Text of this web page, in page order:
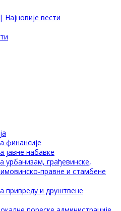
вести
финансије
набавке
грађевинске,
правне и стамбене
и друштвене